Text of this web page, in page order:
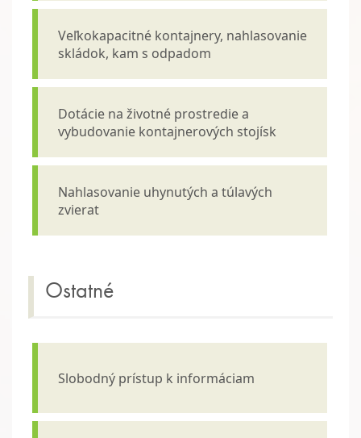
Veľkokapacitné kontajnery, nahlasovanie
skládok, kam s odpadom
Dotácie na životné prostredie a
vybudovanie kontajnerových stojísk
Nahlasovanie uhynutých a túlavých
zvierat
Ostatné
Slobodný prístup k informáciam